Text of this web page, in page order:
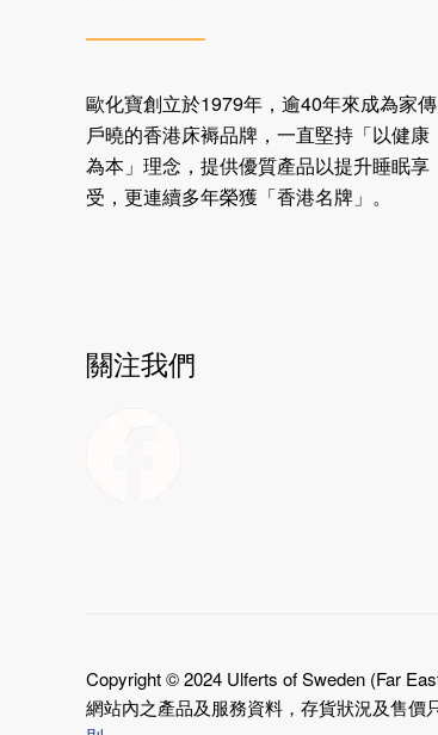
歐化寶創立於1979年，逾40年來成為家傳
戶曉的香港床褥品牌，一直堅持「以健康
為本」理念，提供優質產品以提升睡眠享
受，更連續多年榮獲「香港名牌」。
關注我們
Copyright © 2024 Ulferts of Sweden (Far
網站內之產品及服務資料，存貨狀況及售